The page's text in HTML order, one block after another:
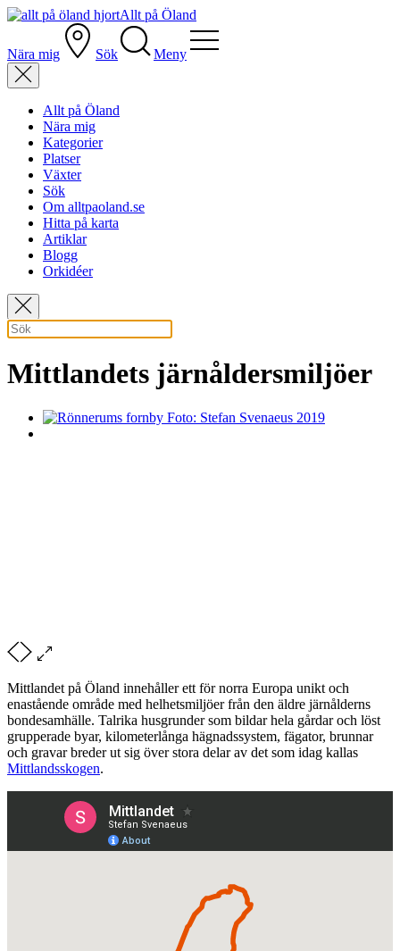
Allt på Öland
Nära mig Sök Meny
Allt på Öland
Nära mig
Kategorier
Platser
Växter
Sök
Om alltpaoland.se
Hitta på karta
Artiklar
Blogg
Orkidéer
Mittlandets järnåldersmiljöer
Mittlandet på Öland innehåller ett för norra Europa unikt och
enastående område med helhetsmiljöer från den äldre järnålderns
bondesamhälle. Talrika husgrunder som bildar hela gårdar och löst
grupperade byar, kilometerlånga hägnadssystem, fägator, brunnar
och gravar breder ut sig över stora delar av det som idag kallas
Mittlandsskogen.